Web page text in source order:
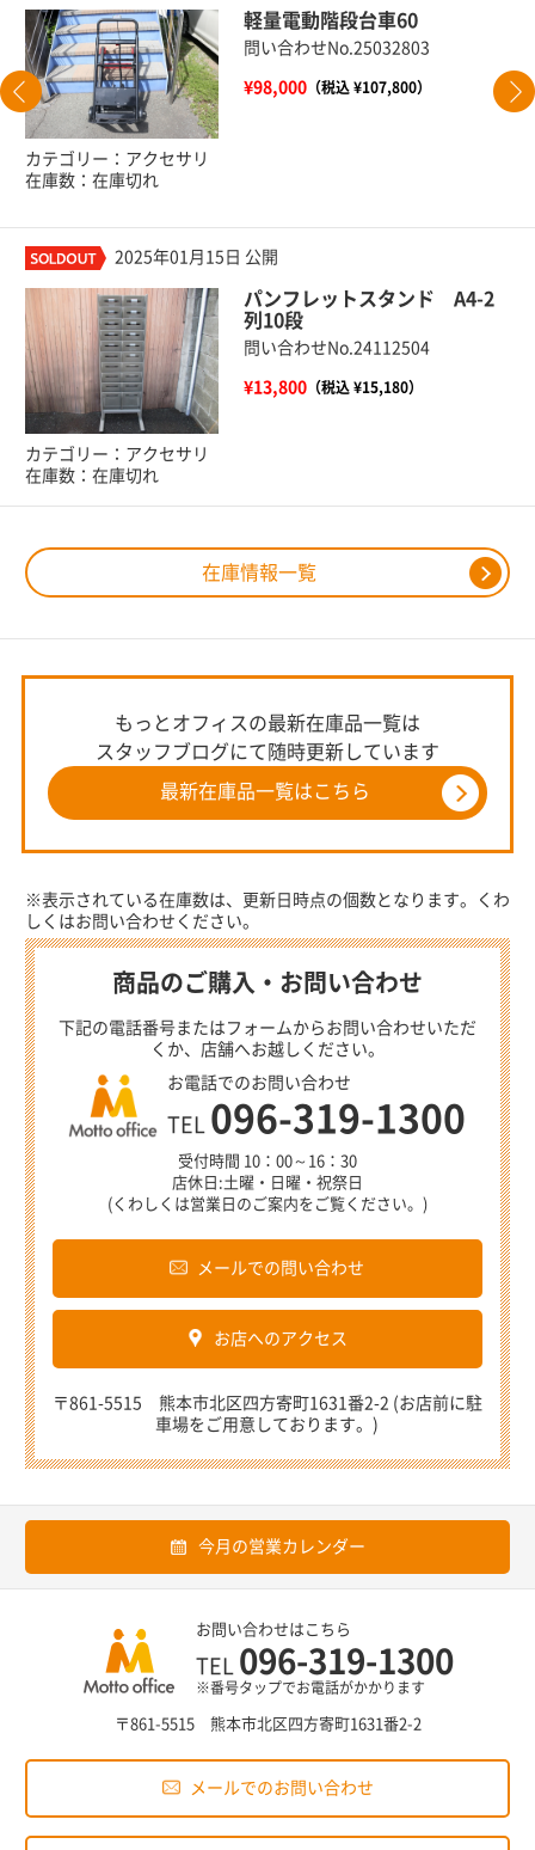
在庫情報一覧
軽量電動階段台車60
問い合わせNo.25032803
¥98,000（税込 ¥107,800）
カテゴリー：アクセサリ
在庫数：在庫切れ
2025年01月15日 公開
パンフレットスタンド A4-2
列10段
問い合わせNo.24112504
¥13,800（税込 ¥15,180）
カテゴリー：アクセサリ
在庫数：在庫切れ
もっとオフィスの最新在庫品一覧は
スタッフブログにて随時更新しています
最新在庫品一覧はこちら
※表示されている在庫数は、更新日時点の個数となります。くわ
しくはお問い合わせください。
商品のご購入・お問い合わせ
下記の電話番号またはフォームからお問い合わせいただ
くか、店舗へお越しください。
お電話でのお問い合わせ
TEL 096-319-1300
受付時間 10：00～16：30
店休日:土曜・日曜・祝祭日
(くわしくは営業日のご案内をご覧ください。)
メールでの問い合わせ
お店へのアクセス
〒861-5515 熊本市北区四方寄町1631番2-2 (お店前に駐
車場をご用意しております。)
今月の営業カレンダー
お問い合わせはこちら
TEL 096-319-1300
※番号タップでお電話がかかります
〒861-5515 熊本市北区四方寄町1631番2-2
メールでのお問い合わせ